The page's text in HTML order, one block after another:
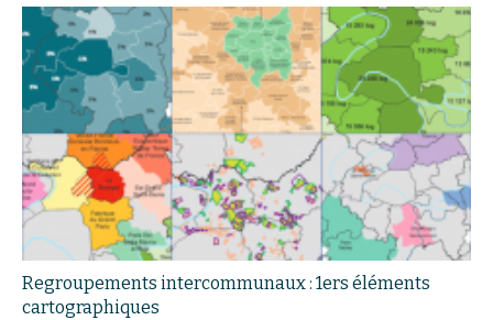
Regroupements intercommunaux : 1ers éléments
cartographiques